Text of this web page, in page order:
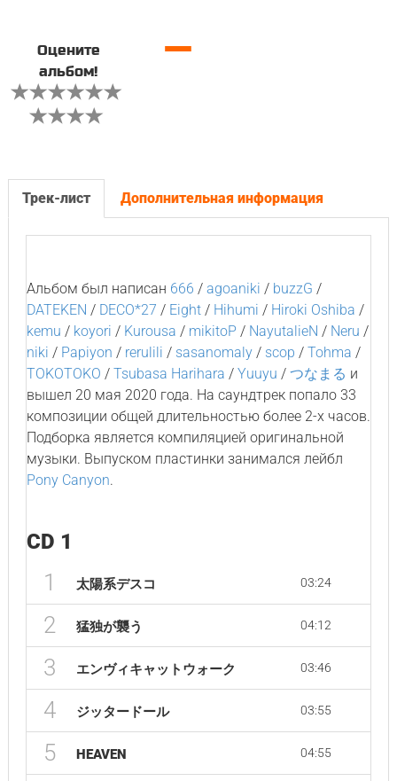
Оцените
альбом!
—
Трек-лист Дополнительная информация
Альбом был написан 666 / agoaniki / buzzG /
DATEKEN / DECO*27 / Eight/ Hihumi / Hiroki Oshiba /
kemu / koyori / Kurousa / mikitoP/ NayutalieN / Neru /
niki / Papiyon / rerulili / sasanomaly/ scop / Tohma /
TOKOTOKO / Tsubasa Harihara / Yuuyu / つなまる и
вышел 20 мая 2020 года. На саундтрек попало 33
композиции общей длительностью более 2-х часов.
Подборка является компиляцией оригинальной
музыки. Выпуском пластинки занимался лейбл
Pony Canyon.
CD 1
1 太陽系デスコ 03:24
2 猛独が襲う 04:12
3 エンヴィキャットウォーク 03:46
4 ジッタードール 03:55
5 HEAVEN 04:55